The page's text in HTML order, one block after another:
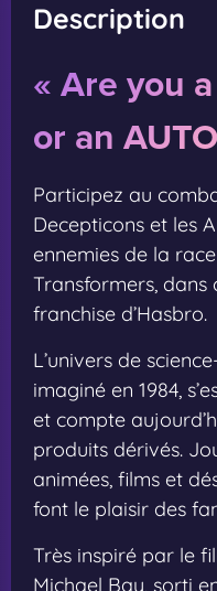
Description
« Are you
or an
Participez au
Decepticons et les
ennemies de la
Transformers,
franchise d’Hasbro.
L’univers de
imaginé en 1984,
et compte
produits dérivés.
animées, films et
font le plaisir des
Très inspiré par le
Michael Bay, sorti